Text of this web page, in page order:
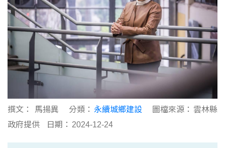
撰文： 馬揚異 分類： 永續城鄉建設 圖檔來源： 雲林縣
政府提供
日期： 2024-12-24